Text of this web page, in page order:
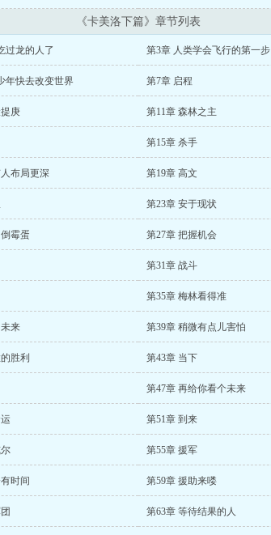
《卡美洛下篇》章节列表
过龙的人了 第3章 人类学会飞行的第一步
年快去改变世界 第7章 启程
庚 第11章 森林之主
第15章 杀手
布局更深 第19章 高文
第23章 安于现状
霉蛋 第27章 把握机会
第31章 战斗
第35章 梅林看得准
来 第39章 稍微有点儿害怕
胜利 第43章 当下
第47章 再给你看个未来
第51章 到来
第55章 援军
时间 第59章 援助来喽
第63章 等待结果的人